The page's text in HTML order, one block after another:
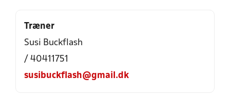
Træner
Susi Buckflash
/ 40411751
susibuckflash@gmail.dk